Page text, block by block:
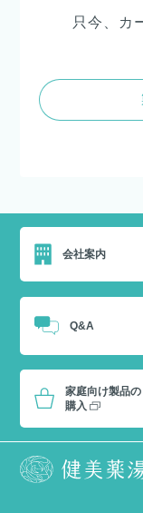
只今、カ
会社案内
Q&A
家庭向け製品の
購入